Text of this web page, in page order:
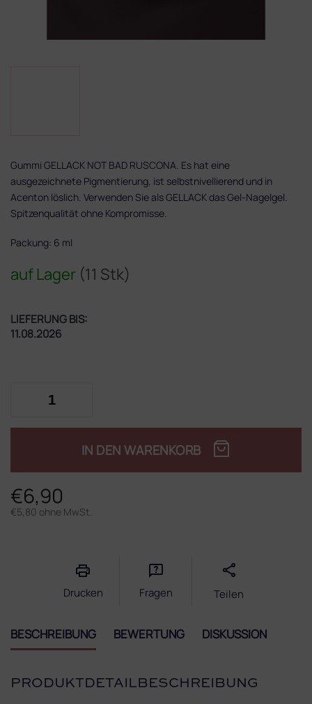
€6,90
€5,80 ohne MwSt.
auf Lager (11 Stk)
LIEFERUNG BIS:
11.08.2026
IN DEN WARENKORB
Gummi GELLACK NOT BAD RUSCONA. Es hat eine
ausgezeichnete Pigmentierung, ist selbstnivellierend und in
Acenton löslich. Verwenden Sie als GELLACK das Gel-Nagelgel.
Spitzenqualität ohne Kompromisse.
Packung: 6 ml
Drucken Fragen Teilen
BESCHREIBUNG BEWERTUNG DISKUSSION
PRODUKTDETAILBESCHREIBUNG